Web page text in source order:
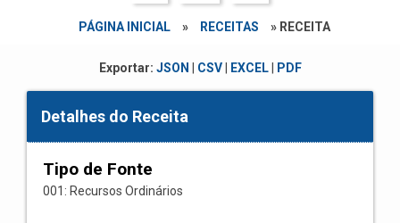
PÁGINA INICIAL » RECEITAS » RECEITA
Exportar: JSON CSV| EXCEL| PDF
Detalhes do Receita
Tipo de Fonte
001: Recursos Ordinários